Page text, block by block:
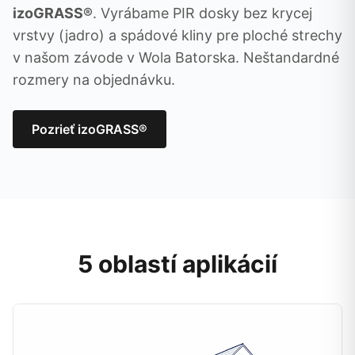
izoGRASS®. Vyrábame PIR dosky bez krycej
vrstvy (jadro) a spádové kliny pre ploché strechy
v našom závode v Wola Batorska. Neštandardné
rozmery na objednávku.
Pozrieť izoGRASS®
5 oblastí aplikácií